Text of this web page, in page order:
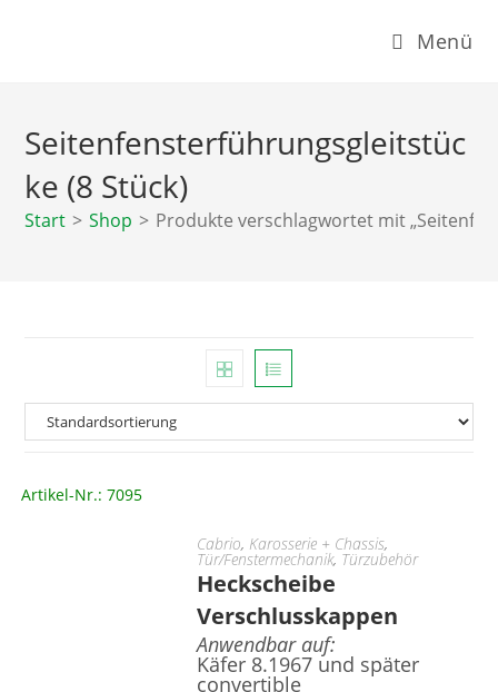
Menü
Seitenfensterführungsgleitstüc
ke (8 Stück)
Start > Shop > Produkte verschlagwortet mit
Artikel-Nr.: 7095
Cabrio, Karosserie + Chassis,
Tür/Fenstermechanik, Türzubehör
Heckscheibe
Verschlusskappen
Anwendbar auf:
Käfer 8.1967 und später
convertible